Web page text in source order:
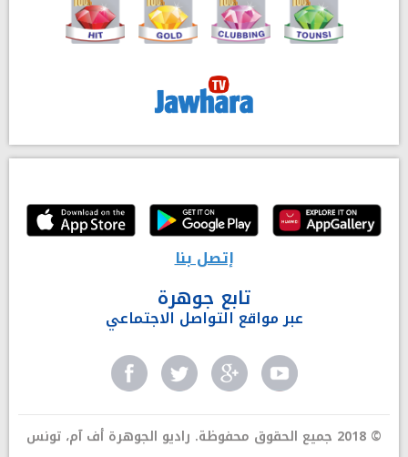
إتصل بنا
تابع جوهرة
عبر مواقع التواصل الاجتماعي
© 2018 جميع الحقوق محفوظة. راديو الجوهرة أف آم، تونس